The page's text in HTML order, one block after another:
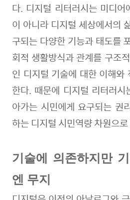
다. 디지털 리터러시는 미디
이 아니라 디지털 세상에서의
구되는 다양한 기능과 태도를
회적 생활방식과 관계를 구조
인 디지털 기술에 대한 이해와
한다. 때문에 디지털 리터러
아가는 시민에게 요구되는 권
하는 디지털 시민역량차원으
기술에 의존하지만
엔 무지